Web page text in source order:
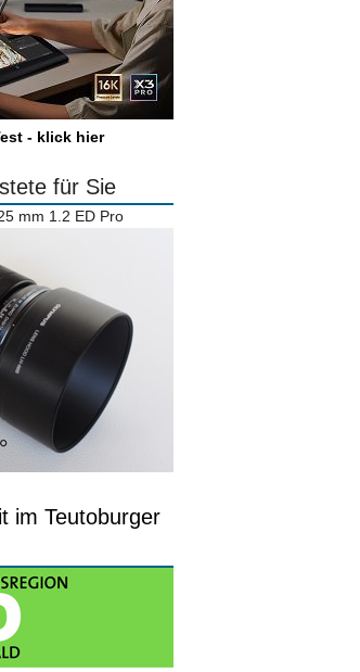
- klick hier
für Sie
mm 1.2 ED Pro
im Teutoburger